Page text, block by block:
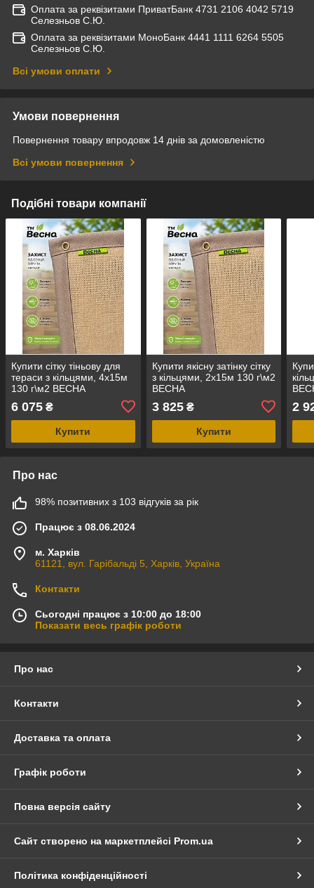
Оплата за реквізитами ПриватБанк 4731 2106 4042 5719
Селезньов С.Ю.
Оплата за реквізитами МоноБанк 4441 1111 6264 5505
Селезньов С.Ю.
Всі умови оплати
Умови повернення
Повернення товару впродовж 14 днів за домовленістю
Всі умови повернення
Подібні товари компанії
Купити сітку тіньову для
тераси з кільцями, 4х15м
130 г\м2 ВЕСНА
6 075 ₴
Купити
Купити якісну затінку сітку
з кільцями, 2х15м 130 г\м2
ВЕСНА
3 825₴
Купити
2
Про нас
98% позитивних з 103 відгуків за рік
Працює з 08.06.2024
м. Харків
61121, вул. Гарібальді 5, Харків, Україна
Контакти
Сьогодні працює з 10:00 до 18:00
Показати весь графік роботи
Про нас
Контакти
Доставка та оплата
Графік роботи
Повна версія сайту
Сайт створено на маркетплейсі Prom.ua
Політика конфіденційності